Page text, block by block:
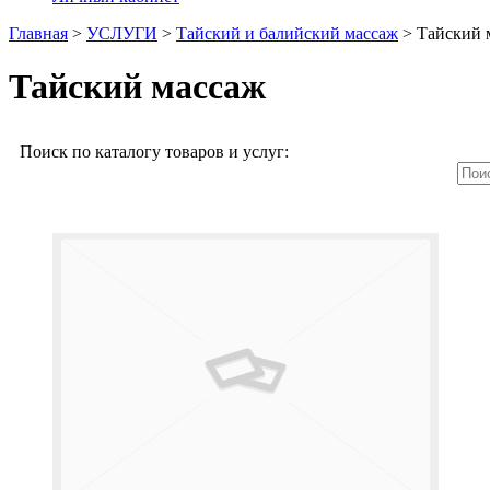
Главная > УСЛУГИ > Тайский и балийский массаж > Тайский
Тайский массаж
Поиск по каталогу товаров и услуг: